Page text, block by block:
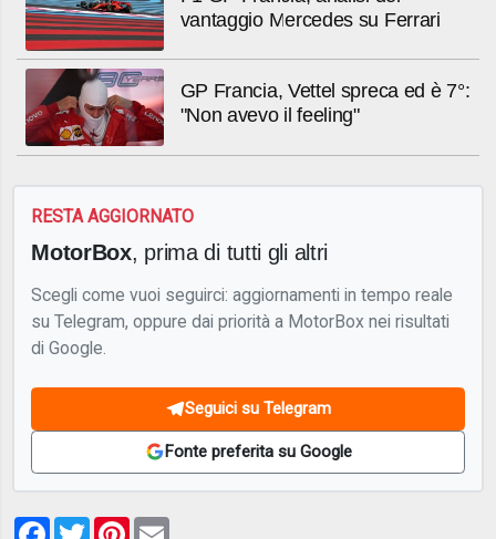
vantaggio Mercedes su Ferrari
GP Francia, Vettel spreca ed è 7°:
"Non avevo il feeling"
RESTA AGGIORNATO
MotorBox, prima di tutti gli altri
Scegli come vuoi seguirci: aggiornamenti in tempo reale
su Telegram, oppure dai priorità a MotorBox nei risultati
di Google.
Seguici su Telegram
Fonte preferita su Google
Facebook
TwitterPinterest